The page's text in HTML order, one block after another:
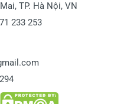
TP. Hà Nội, VN
233 253